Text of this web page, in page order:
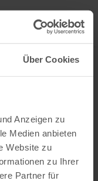
Über Cookies
Anzeigen zu
Medien anbieten
Website zu
zu Ihrer
Partner für
INTERAKTIVE KARTE
Filter öffnen